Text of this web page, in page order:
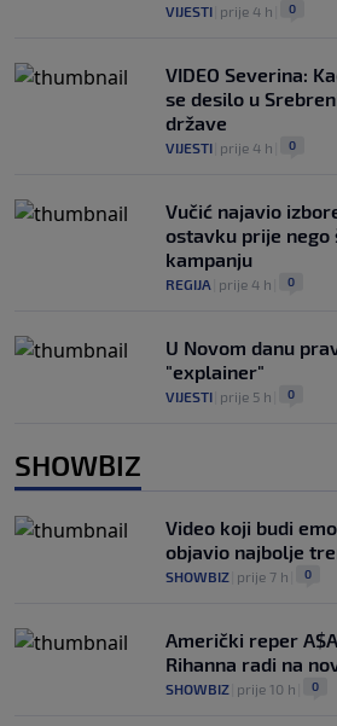
VIJESTI prije 4 h 0
VIDEO Severina:
se desilo u
države
VIJESTI prije 4 h 0
Vučić najavio
ostavku prije nego
kampanju
REGIJA prije 4 h 0
U Novom danu
"explainer"
VIJESTI prije 5 h 0
SHOWBIZ
Video koji budi
objavio najbolje
SHOWBIZ prije 7 h 0
Američki reper
Rihanna radi na
SHOWBIZ prije 10 h 0